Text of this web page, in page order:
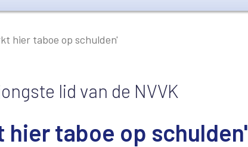
hier taboe op schulden'
lid van de NVVK
taboe op schulden'